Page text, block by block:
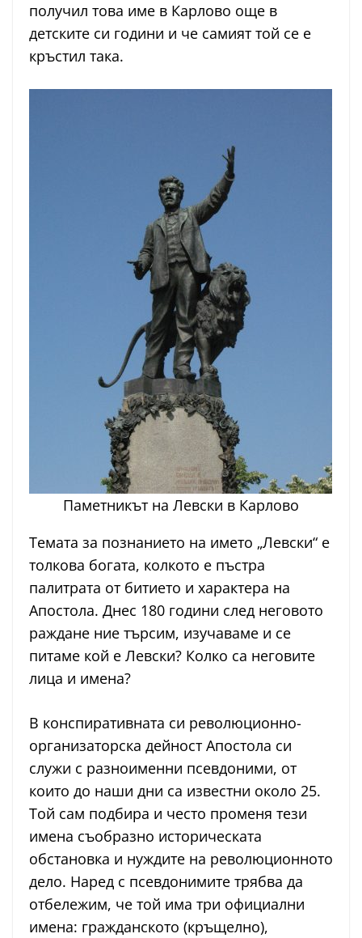
получил това име в Карлово още в
детските си години и че самият той се е
кръстил така.
Паметникът на Левски в Карлово
Темата за познанието на името „Левски“ е
толкова богата, колкото е пъстра
палитрата от битието и характера на
Апостола. Днес 180 години след неговото
раждане ние търсим, изучаваме и се
питаме кой е Левски? Колко са неговите
лица и имена?
В конспиративната си революционно-
организаторска дейност Апостола си
служи с разноименни псевдоними, от
които до наши дни са известни около 25.
Той сам подбира и често променя тези
имена съобразно историческата
обстановка и нуждите на революционното
дело. Наред с псевдонимите трябва да
отбележим, че той има три официални
имена: гражданското (кръщелно),